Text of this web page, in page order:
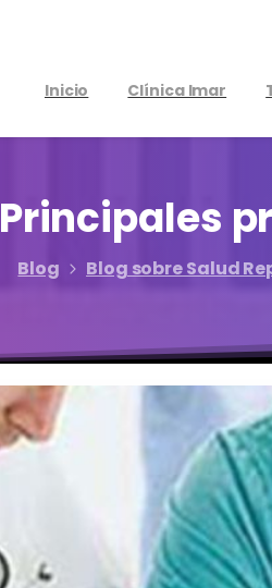
Inicio Clínica Imar
Principales
Blog Blog sobre Salud